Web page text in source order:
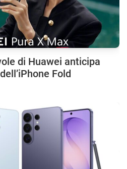
di Huawei anticipa
Fold